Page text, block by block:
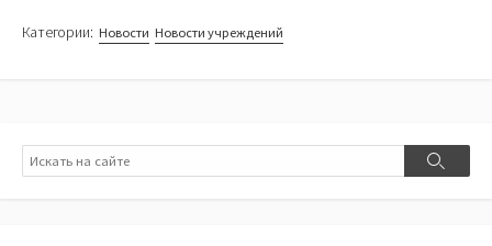
Категории: Новости Новости учреждений
Поиск
Поиск